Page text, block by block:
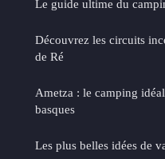
Le guide ultime du
Découvrez les circuits
de Ré
Ametza : le camping
basques
Les plus belles idées de